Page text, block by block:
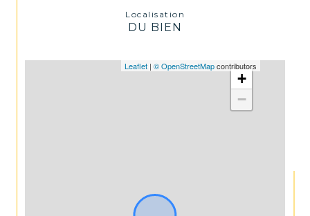
Localisation
DU BIEN
+
−
Leaflet | © OpenStreetMapcontributors